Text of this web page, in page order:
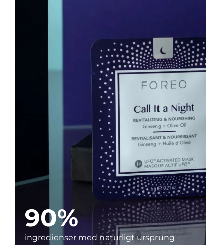
90%
ingredienser med naturligt ursprung